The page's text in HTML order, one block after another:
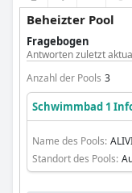
Beheizter Pool
Fragebogen
Antworten zuletzt
Anzahl der Pools 3
Schwimmbad 1
Name des Pools:
Standort des Pools: